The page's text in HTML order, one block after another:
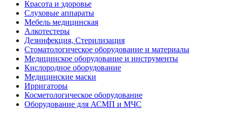
Красота и здоровье
Слуховые аппараты
Мебель медицинская
Алкотестеры
Дезинфекция, Стерилизация
Стоматологическое оборудование и материалы
Медицинское оборудование и инструменты
Кислородное оборудование
Медицинские маски
Ирригаторы
Косметологическое оборудование
Оборудование для АСМП и МЧС